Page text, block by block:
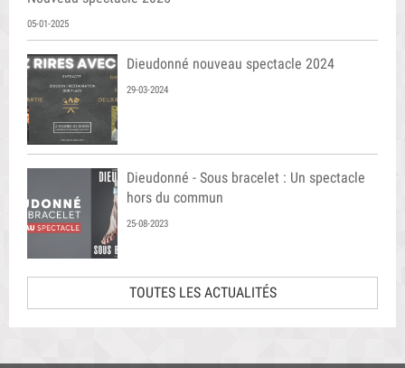
05-01-2025
Dieudonné nouveau spectacle 2024
29-03-2024
Dieudonné - Sous bracelet : Un spectacle
hors du commun
25-08-2023
TOUTES LES ACTUALITÉS